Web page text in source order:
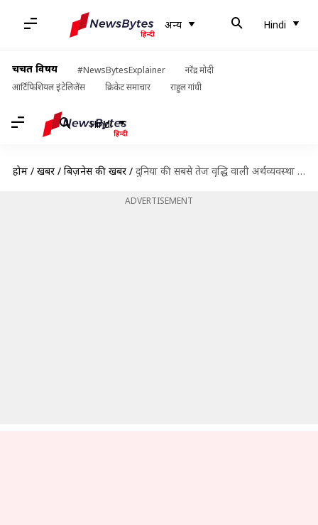
अन्य Hindi
चर्चित विषय #NewsBytesExplainer
नरेंद्र मोदी
आर्टिफिशियल इंटेलिजेंस
क्रिकेट समाचार राहुल गांधी
Hindi
होम / खबरें / बिज़नेस की खबरें / दुनिया की सबसे तेज वृद्धि वाली अर्थव्यवस्था भारत, 7.3 प्रतिशत रहेगी विकास दर- विश्व बैंक
ADVERTISEMENT